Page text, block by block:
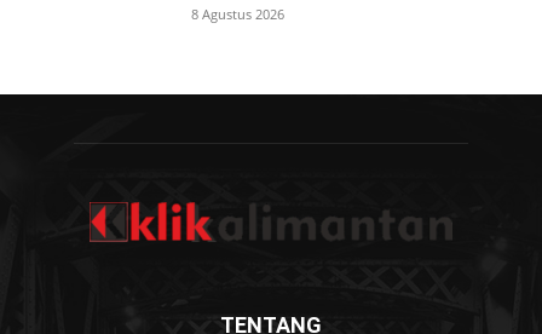
8 Agustus 2026
TENTANG